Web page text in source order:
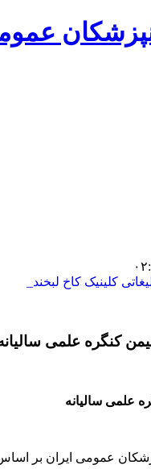
کنگره علمی
علمی سالیانه
عمومی ایران بر